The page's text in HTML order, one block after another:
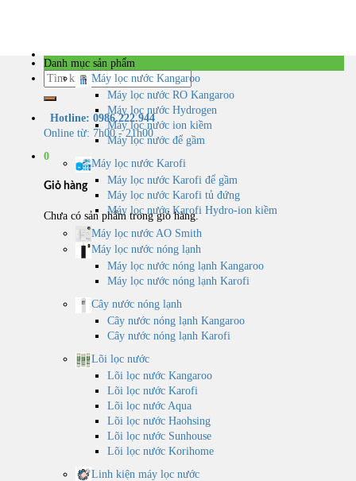
Tìm
Hotline: 0986.222.944
Online từ: 7h00 - 21h00
0
Giỏ hàng
Chưa có sản phẩm trong giỏ hàng.
Danh mục sản phẩm
Máy lọc nước Kangaroo
Máy lọc nước RO Kangaroo
Máy lọc nước Hydrogen
Máy lọc nước ion kiềm
Máy lọc nước để gầm
Máy lọc nước Karofi
Máy lọc nước Karofi để gầm
Máy lọc nước Karofi tủ đứng
Máy lọc nước Karofi Hydro-ion kiềm
Máy lọc nước AO Smith
Máy lọc nước nóng lạnh
Máy lọc nước nóng lạnh Kangaroo
Máy lọc nước nóng lạnh Karofi
Cây nước nóng lạnh
Cây nước nóng lạnh Kangaroo
Cây nước nóng lạnh Karofi
Lõi lọc nước
Lõi lọc nước Kangaroo
Lõi lọc nước Karofi
Lõi lọc nước Aqua
Lõi lọc nước Haohsing
Lõi lọc nước Sunhouse
Lõi lọc nước Korihome
Linh kiện máy lọc nước